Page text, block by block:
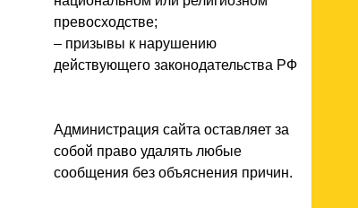
превосходстве;
– призывы к нарушению
действующего законодательства РФ
Администрация сайта оставляет за
собой право удалять любые
сообщения без объяснения причин.